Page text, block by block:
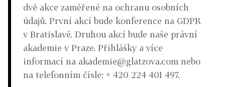
dvě akce zaměřené na ochranu osobních
údajů. První akcí bude konference na GDPR
v Bratislavě. Druhou akcí bude naše právní
akademie v Praze. Přihlášky a více
informací na akademie@glatzova.com nebo
na telefonním čísle: + 420 224 401 497.